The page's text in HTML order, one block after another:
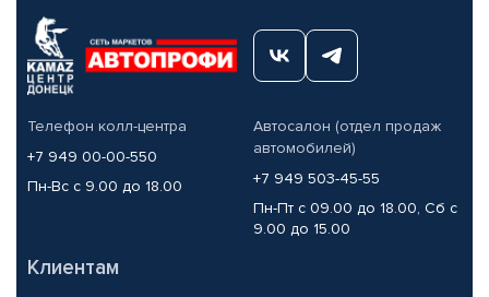
Телефон колл-центра
+7 949 00-00-550
Пн-Вс с 9.00 до 18.00
Автосалон (отдел продаж
автомобилей)
+7 949 503-45-55
Пн-Пт с 09.00 до 18.00, Сб с
9.00 до 15.00
Клиентам